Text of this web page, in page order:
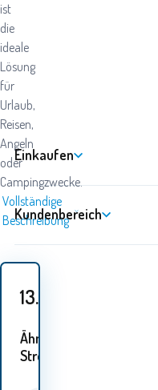
ist
die
ideale
Lösung
für
Urlaub,
Reisen,
Angeln
oder
Campingzwecke.
Vollständige
Beschreibung
13.90
Ähnliche
Ströme:
Einkaufen
Kundenbereich